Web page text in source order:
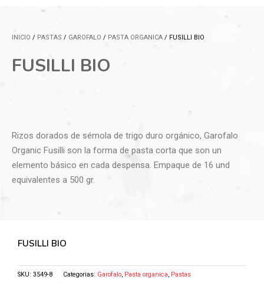
INICIO / PASTAS / GAROFALO / PASTA ORGANICA / FUSILLI BIO
FUSILLI BIO
Rizos dorados de sémola de trigo duro orgánico, Garofalo
Organic Fusilli son la forma de pasta corta que son un
elemento básico en cada despensa. Empaque de 16 und
equivalentes a 500 gr.
FUSILLI BIO
SKU: 3549-8 Categorias: Garofalo, Pasta organica, Pastas